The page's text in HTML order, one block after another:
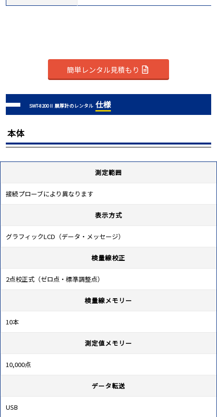
簡単レンタル見積もり
SWT-8200Ⅱ 膜厚計のレンタル 仕様
本体
測定範囲
接続プローブにより異なります
表示方式
グラフィックLCD（データ・メッセージ）
検量線校正
2点校正式（ゼロ点・標準調整点）
検量線メモリー
10本
測定値メモリー
10,000点
データ転送
USB